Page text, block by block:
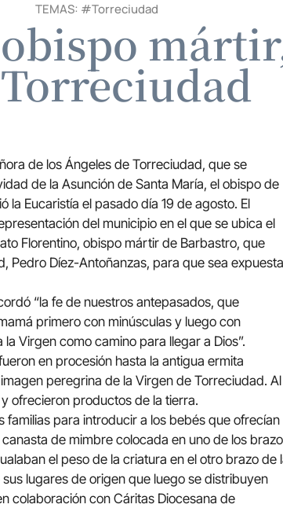
TEMAS: #Torreciudad
de los Ángeles de Torreciudad, que se
de la Asunción de Santa María, el obispo de
la Eucaristía el pasado día 19 de agosto. El
del municipio en el que se ubica el
Florentino, obispo mártir de Barbastro, que
Pedro Díez-Antoñanzas, para que sea
“la fe de nuestros antepasados, que
primero con minúsculas y luego con
Virgen como camino para llegar a Dios”.
en procesión hasta la antigua ermita
peregrina de la Virgen de Torreciudad. Al
ofrecieron productos de la tierra.
familias para introducir a los bebés que ofrecían
de mimbre colocada en uno de los
el peso de la criatura en el otro brazo de
lugares de origen que luego se distribuyen
colaboración con Cáritas Diocesana de